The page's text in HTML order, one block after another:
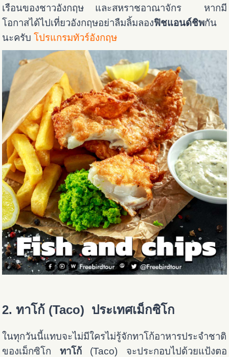
เรือนของชาวอังกฤษ และสหราชอาณาจักร หากมี
โอกาสได้ไปเที่ยวอังกฤษอย่าลืมลิ้มลองฟิชแอนด์ชิพกัน
นะครับโปรแกรมทัวร์อังกฤษ
2. ทาโก้ (Taco) ประเทศเม็กซิโก
ในทุกวันนี้แทบจะไม่มีใครไม่รู้จักทาโก้อาหารประจำชาติ
ของเม็กซิโก ทาโก้ (Taco) จะประกอบไปด้วยแป้งตอ